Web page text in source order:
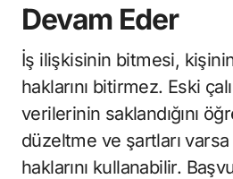
Devam Eder
İş ilişkisinin bitmesi,
haklarını bitirmez. Eski
verilerinin saklandığını
düzeltme ve şartları
haklarını kullanabilir.